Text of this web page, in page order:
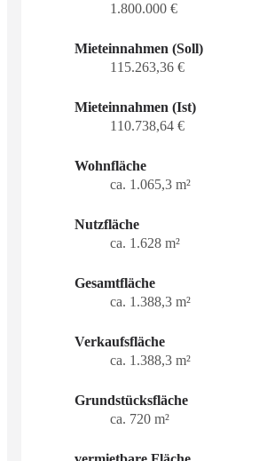
1.800.000 €
Mieteinnahmen (Soll)
115.263,36 €
Mieteinnahmen (Ist)
110.738,64 €
Wohnfläche
ca. 1.065,3 m²
Nutzfläche
ca. 1.628 m²
Gesamtfläche
ca. 1.388,3 m²
Verkaufsfläche
ca. 1.388,3 m²
Grundstücksfläche
ca. 720 m²